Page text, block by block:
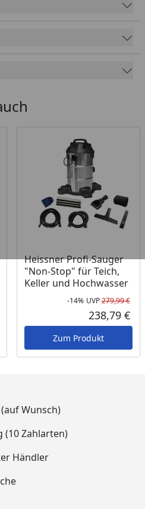
Preis
Heissner Profi-Sauger
"Non-Stop" für Teich,
Keller und Hochwasser
-14% UVP279,99 €
238,79 €
Zum Produkt
Wunsch)
(10 Zahlarten)
Händler